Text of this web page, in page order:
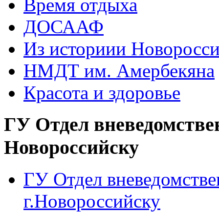
Время отдыха
ДОСААФ
Из историии
НМДТ им. Амербекяна
Красота и здоровье
ГУ Отдел
Новороссийску
ГУ Отдел
г.Новороссийску